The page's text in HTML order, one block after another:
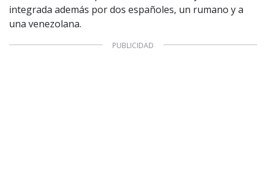
integrada además por dos españoles, un rumano y a
una venezolana.